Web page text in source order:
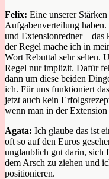
Felix: Eine unserer Stärken
Aufgabenverteilung
und Extensionredner– das
der Regel mache ich in
Wort Rebuttal sehr selten.
Regel nur implizit. Dafür
dann um diese beiden
ich. Für uns funktioniert
jetzt auch kein
wenn man in der
Agata: Ich glaube das ist ei
oft so auf den Euros
unglaublich gut darin, sich
dem Arsch zu ziehen und
positionieren.